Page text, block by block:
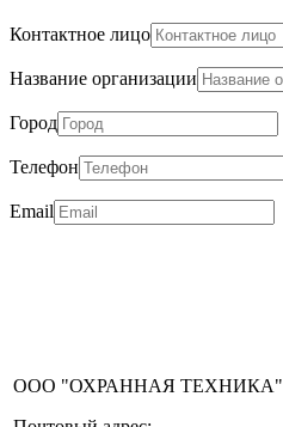
Контактное лицо
Название организации
Город
Телефон
Email
ООО "ОХРАННАЯ ТЕХНИКА"